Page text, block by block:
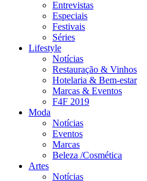
Entrevistas
Especiais
Festivais
Séries
Lifestyle
Notícias
Restauração & Vinhos
Hotelaria & Bem-estar
Marcas & Eventos
F4F 2019
Moda
Notícias
Eventos
Marcas
Beleza /Cosmética
Artes
Notícias